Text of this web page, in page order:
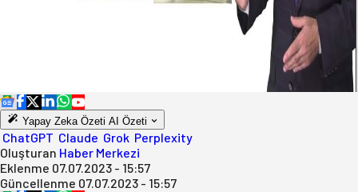
Yapay Zeka Özeti AI Özeti
ChatGPT Claude Grok Perplexity
Oluşturan Haber Merkezi
Eklenme 07.07.2023 - 15:57
Güncellenme 07.07.2023 - 15:57